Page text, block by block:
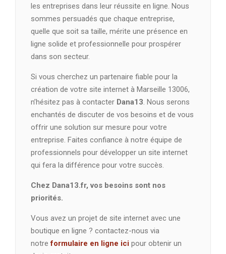
les entreprises dans leur réussite en ligne. Nous
sommes persuadés que chaque entreprise,
quelle que soit sa taille, mérite une présence en
ligne solide et professionnelle pour prospérer
dans son secteur.
Si vous cherchez un partenaire fiable pour la
création de votre site internet à Marseille 13006,
n’hésitez pas à contacter Dana13. Nous serons
enchantés de discuter de vos besoins et de vous
offrir une solution sur mesure pour votre
entreprise. Faites confiance à notre équipe de
professionnels pour développer un site internet
qui fera la différence pour votre succès.
Chez Dana13.fr, vos besoins sont nos
priorités.
Vous avez un projet de site internet avec une
boutique en ligne ? contactez-nous via
notreformulaire en ligne ici pour obtenir un